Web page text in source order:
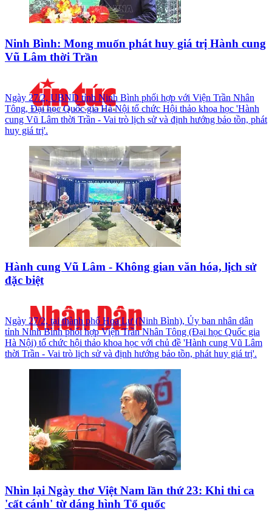
Ninh Bình: Mong muốn phát huy giá trị Hành cung
Vũ Lâm thời Trần
Ngày 27/2, UBND tỉnh Ninh Bình phối hợp với Viện Trần Nhân
Tông, Đại học Quốc gia Hà Nội tổ chức Hội thảo khoa học 'Hành
cung Vũ Lâm thời Trần - Vai trò lịch sử và định hướng bảo tồn, phát
huy giá trị'.
Hành cung Vũ Lâm - Không gian văn hóa, lịch sử
đặc biệt
Ngày 27/2, tại thành phố Hoa Lư (Ninh Bình), Ủy ban nhân dân
tỉnh Ninh Bình phối hợp Viện Trần Nhân Tông (Đại học Quốc gia
Hà Nội) tổ chức hội thảo khoa học với chủ đề 'Hành cung Vũ Lâm
thời Trần - Vai trò lịch sử và định hướng bảo tồn, phát huy giá trị'.
Nhìn lại Ngày thơ Việt Nam lần thứ 23: Khi thi ca
'cất cánh' từ dáng hình Tổ quốc